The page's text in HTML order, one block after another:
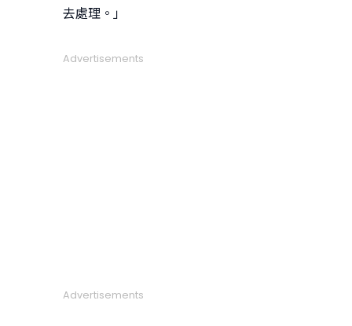
去處理。」
Advertisements
Advertisements